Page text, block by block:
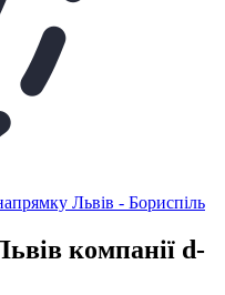
Львів - Бориспіль
компанії d-